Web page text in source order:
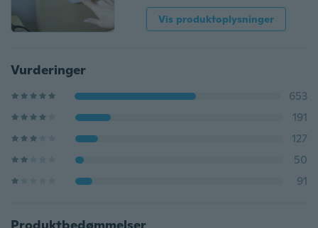
Vis produktoplysninger
Vurderinger
653
191
127
50
91